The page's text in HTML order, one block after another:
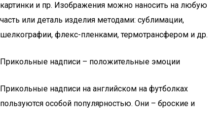
картинки и пр. Изображения можно наносить на любую
часть или деталь изделия методами: сублимации,
шелкографии, флекс-пленками, термотрансфером и др.
Прикольные надписи – положительные эмоции
Прикольные надписи на английском на футболках
пользуются особой популярностью. Они – броские и